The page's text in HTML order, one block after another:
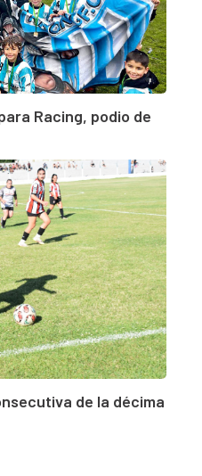
Racing, podio de
de la décima